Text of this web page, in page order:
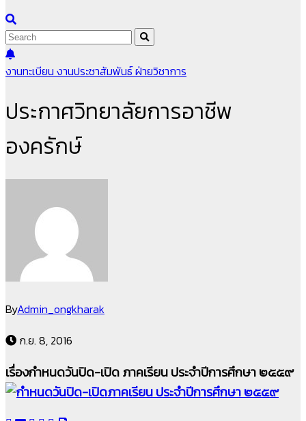
งานทะเบียน งานประชาสัมพันธ์ฝ่ายวิชาการ
ประกาศวิทยาลัยการอาชีพ
องครักษ์
ByAdmin_ongkharak
ก.ย. 8, 2016
เรื่องกำหนดวันปิด-เปิด ภาคเรียน ประจำปีการศึกษา ๒๕๕๙